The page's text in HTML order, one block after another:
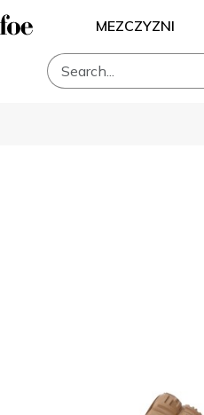
MEZCZYZNI